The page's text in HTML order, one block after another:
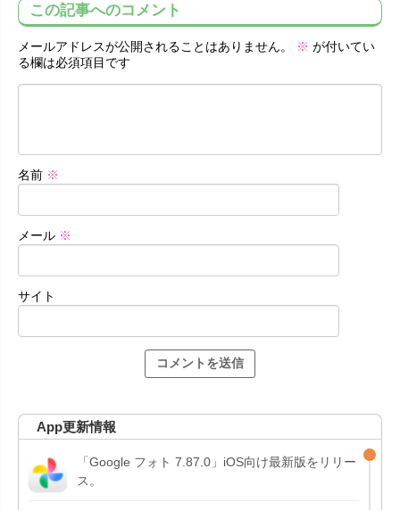
この記事へのコメント
メールアドレスが公開されることはありません。 ※ が付いてい
る欄は必須項目です
名前 ※
メール ※
サイト
App更新情報
「Google フォト 7.87.0」iOS向け最新版をリリー
ス。